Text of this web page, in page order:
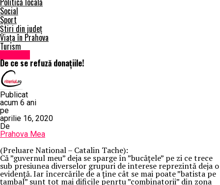
Social
Sport
Știri din județ
Viața în Prahova
Turism
De ce se refuză donațiile!
Publicat
acum 6 ani
pe
aprilie 16, 2020
De
Prahova Mea
(Preluare National – Catalin Tache):
Că ”guvernul meu” deja se sparge în ”bucățele” pe zi ce trece
sub presiunea diverselor grupuri de interese reprezintă deja o
evidență. Iar încercările de a ține cât se mai poate ”batista pe
țambal” sunt tot mai dificile penrtu ”combinatorii” din zona